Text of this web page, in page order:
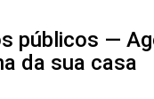
públicos —
da sua casa